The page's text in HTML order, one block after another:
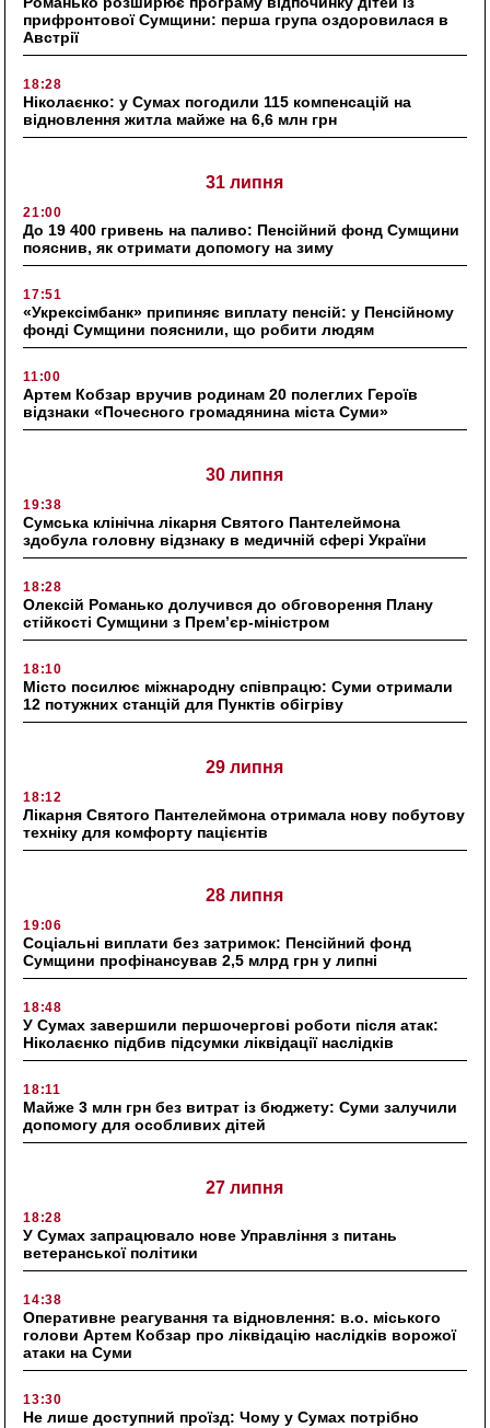
прифронтової Сумщини: перша група оздоровилася в
Австрії
18:28
Ніколаєнко: у Сумах погодили 115 компенсацій на
відновлення житла майже на 6,6 млн грн
31 липня
21:00
До 19 400 гривень на паливо: Пенсійний фонд Сумщини
пояснив, як отримати допомогу на зиму
17:51
«Укрексімбанк» припиняє виплату пенсій: у Пенсійному
фонді Сумщини пояснили, що робити людям
11:00
Артем Кобзар вручив родинам 20 полеглих Героїв
відзнаки «Почесного громадянина міста Суми»
30 липня
19:38
Сумська клінічна лікарня Святого Пантелеймона
здобула головну відзнаку в медичній сфері України
18:28
Олексій Романько долучився до обговорення Плану
стійкості Сумщини з Прем’єр-міністром
18:10
Місто посилює міжнародну співпрацю: Суми отримали
12 потужних станцій для Пунктів обігріву
29 липня
18:12
Лікарня Святого Пантелеймона отримала нову побутову
техніку для комфорту пацієнтів
28 липня
19:06
Соціальні виплати без затримок: Пенсійний фонд
Сумщини профінансував 2,5 млрд грн у липні
18:48
У Сумах завершили першочергові роботи після атак:
Ніколаєнко підбив підсумки ліквідації наслідків
18:11
Майже 3 млн грн без витрат із бюджету: Суми залучили
допомогу для особливих дітей
27 липня
18:28
У Сумах запрацювало нове Управління з питань
ветеранської політики
14:38
Оперативне реагування та відновлення: в.о. міського
голови Артем Кобзар про ліквідацію наслідків ворожої
атаки на Суми
13:30
Не лише доступний проїзд: Чому у Сумах потрібно